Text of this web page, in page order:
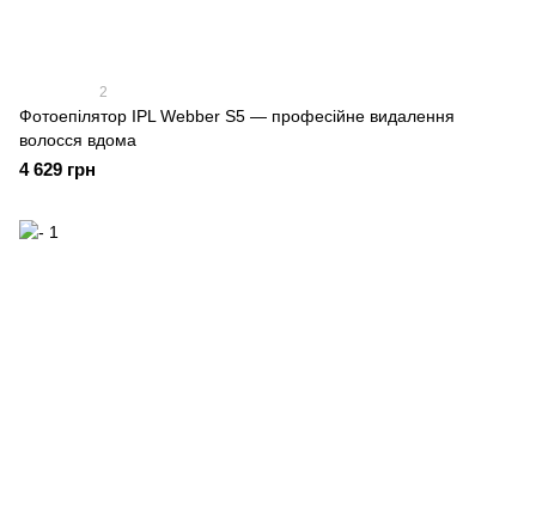
2
Фотоепілятор IPL Webber S5 — професійне видалення
волосся вдома
4 629 грн